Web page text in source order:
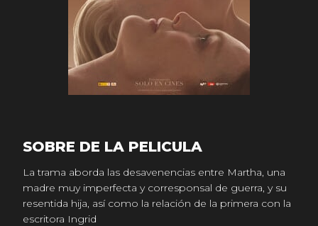
SOBRE DE LA PELICULA
La trama aborda las desavenencias entre Martha, una
madre muy imperfecta y corresponsal de guerra, y su
resentida hija, así como la relación de la primera con la
escritora Ingrid